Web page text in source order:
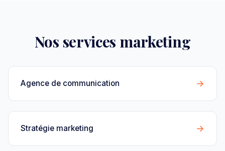
Nos services marketing
Agence de communication →
Stratégie marketing →